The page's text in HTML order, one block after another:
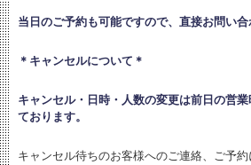
当日のご予約も可能ですので、直接お問い合
＊キャンセルについて＊
キャンセル・日時・人数の変更は前日の営
ております。
キャンセル待ちのお客様へのご連絡、ご予